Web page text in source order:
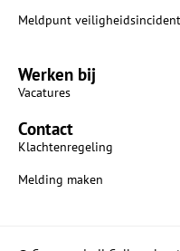
Meldpunt
Werken bij
Vacatures
Contact
Klachtenregeling
Melding maken